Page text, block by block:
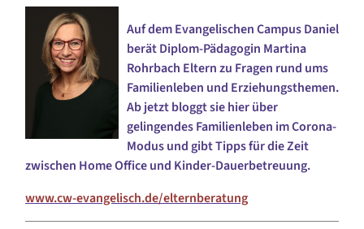
Auf dem Evangelischen Campus Daniel
berät Diplom-Pädagogin Martina
Rohrbach Eltern zu Fragen rund ums
Familienleben und Erziehungsthemen.
Ab jetzt bloggt sie hier über
gelingendes Familienleben im Corona-
Modus und gibt Tipps für die Zeit
zwischen Home Office und Kinder-Dauerbetreuung.
www.cw-evangelisch.de/elternberatung